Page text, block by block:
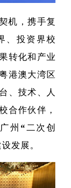
精准医
蛋白质
机，携手复
、投资界校
转化和产业
港澳大湾区
、技术、人
合作伙伴，
州“二次创
发展。